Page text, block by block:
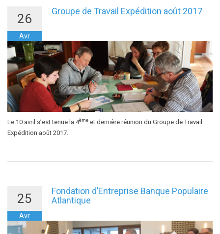
26
Avr
Groupe de Travail Expédition août 2017
Le 10 avril s’est tenue la 4ème et dernière réunion du Groupe de Travail
Expédition août 2017.
25
Avr
Fondation d’Entreprise Banque Populaire
Atlantique